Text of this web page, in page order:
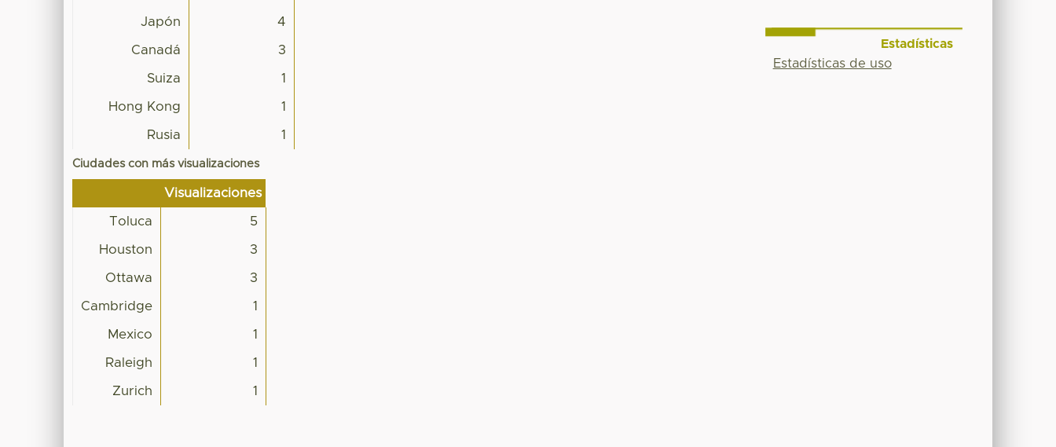
Japón 4
Canadá 3
Suiza 1
Hong Kong 1
Rusia 1
Ciudades con más visualizaciones
Visualizaciones
Toluca 5
Houston 3
Ottawa 3
Cambridge 1
Mexico 1
Raleigh 1
Zurich 1
Estadísticas
Estadísticas de uso